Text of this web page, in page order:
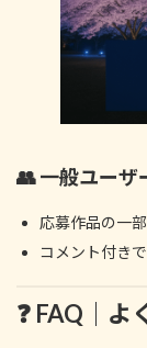
👥 一般ユーザ
応募作品の一
コメント付き
❓ FAQ｜